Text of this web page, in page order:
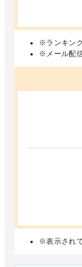
※ランキン
※メール配
※表示され